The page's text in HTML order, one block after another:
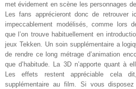
met évidement en scène les personnages
Les fans apprécieront donc de retrouver
impeccablement modélisés, comme lors
que l’on trouve habituellement en
jeux Tekken. Un soin supplémentaire a
de rendre ce long métrage d’animation
que d’habitude. La 3D n’apporte quant à
Les effets restent appréciable cela
supplémentaire au film. Si vous